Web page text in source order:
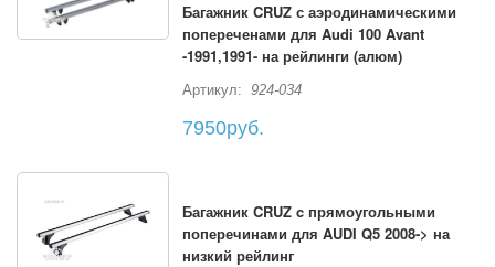
Багажник CRUZ с аэродинамическими
попереченами для Audi 100 Avant
-1991,1991- на рейлинги (алюм)
Артикул: 924-034
7950руб.
Багажник CRUZ c прямоугольными
поперечинами для AUDI Q5 2008-> на
низкий рейлинг